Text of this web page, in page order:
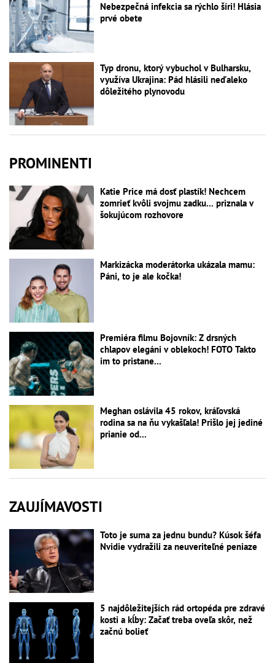
Nebezpečná infekcia sa rýchlo šíri! Hlásia
prvé obete
Typ dronu, ktorý vybuchol v Bulharsku,
využíva Ukrajina: Pád hlásili neďaleko
dôležitého plynovodu
PROMINENTI
Katie Price má dosť plastík! Nechcem
zomrieť kvôli svojmu zadku... priznala v
šokujúcom rozhovore
Markizácka moderátorka ukázala mamu:
Páni, to je ale kočka!
Premiéra filmu Bojovník: Z drsných
chlapov elegáni v oblekoch! FOTO Takto
im to pristane...
Meghan oslávila 45 rokov, kráľovská
rodina sa na ňu vykašľala! Prišlo jej jediné
prianie od...
ZAUJÍMAVOSTI
Toto je suma za jednu bundu? Kúsok šéfa
Nvidie vydražili za neuveriteľné peniaze
5 najdôležitejších rád ortopéda pre zdravé
kosti a kĺby: Začať treba oveľa skôr, než
začnú bolieť